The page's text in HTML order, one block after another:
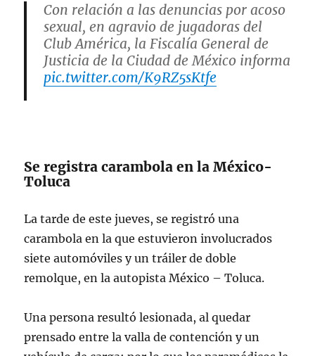
Con relación a las denuncias por acoso
sexual, en agravio de jugadoras del
Club América, la Fiscalía General de
Justicia de la Ciudad de México informa
pic.twitter.com/K9RZ5sKtfe
Se registra carambola en la México-
Toluca
La tarde de este jueves, se registró una
carambola en la que estuvieron involucrados
siete automóviles y un tráiler de doble
remolque, en la autopista México – Toluca.
Una persona resultó lesionada, al quedar
prensado entre la valla de contención y un